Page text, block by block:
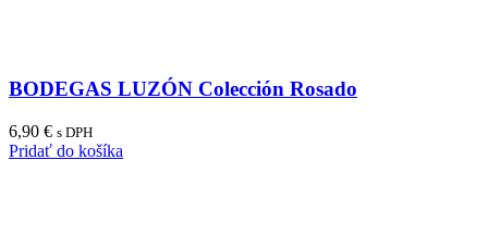
BODEGAS LUZÓN Colección Rosado
6,90 € s DPH
Pridať do košíka